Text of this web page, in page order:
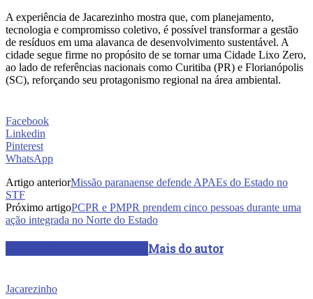
A experiência de Jacarezinho mostra que, com planejamento,
tecnologia e compromisso coletivo, é possível transformar a gestão
de resíduos em uma alavanca de desenvolvimento sustentável. A
cidade segue firme no propósito de se tornar uma Cidade Lixo Zero,
ao lado de referências nacionais como Curitiba (PR) e Florianópolis
(SC), reforçando seu protagonismo regional na área ambiental.
Facebook
Linkedin
Pinterest
WhatsApp
Artigo anteriorMissão paranaense defende APAEs do Estado no
STF
Próximo artigoPCPR e PMPR prendem cinco pessoas durante uma
ação integrada no Norte do Estado
Mais do autor
Jacarezinho